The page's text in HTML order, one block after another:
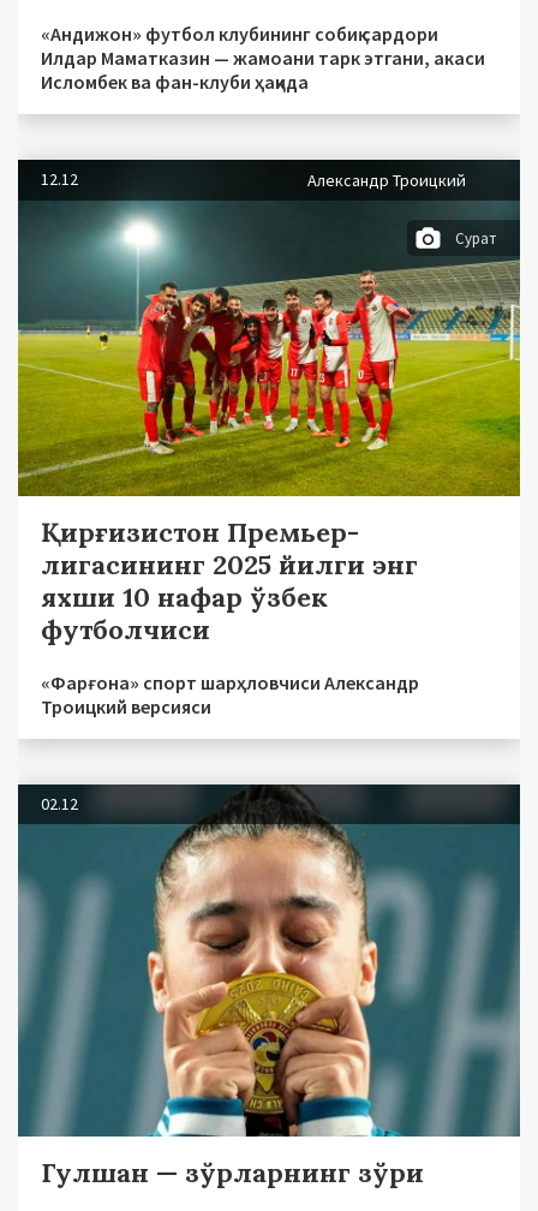
«Андижон» футбол клубининг собиқ сардори
Илдар Маматказин — жамоани тарк этгани, акаси
Исломбек ва фан-клуби ҳақида
12.12 Александр Троицкий
Сурат
Қирғизистон Премьер-
лигасининг 2025 йилги энг
яхши 10 нафар ўзбек
футболчиси
«Фарғона» спорт шарҳловчиси Александр
Троицкий версияси
02.12
Гулшан — зўрларнинг зўри